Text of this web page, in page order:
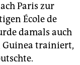
Paris zur
École de
damals auch
trainiert,